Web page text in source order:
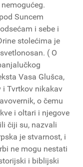
Suncem
i sebe i
stolećima je
( O
Vasa Glušca,
i Tvrtkov nikakav
o čemu
i oltari i njegove
čiji su, nazvali
je stvarnost, i
ne mogu nestati
i biblijski